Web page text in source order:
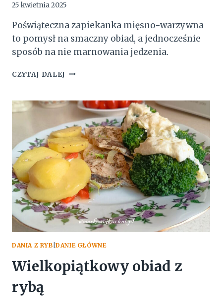
25 kwietnia 2025
Poświąteczna zapiekanka mięsno-warzywna
to pomysł na smaczny obiad, a jednocześnie
sposób na nie marnowania jedzenia.
CZYTAJ DALEJ POŚWIĄTECZNA
DANIA Z RYB |DANIE GŁÓWNE
Wielkopiątkowy obiad z
rybą